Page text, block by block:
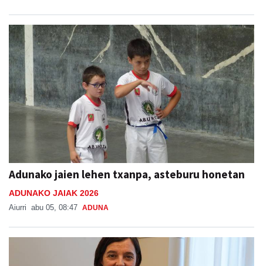
Adunako jaien lehen txanpa, asteburu honetan
ADUNAKO JAIAK 2026
Aiurri abu 05, 08:47 ADUNA